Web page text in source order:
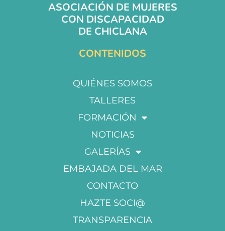
ASOCIACIÓN DE MUJERES
CON DISCAPACIDAD
DE CHICLANA
CONTENIDOS
QUIÉNES SOMOS
TALLERES
FORMACIÓN
NOTICIAS
GALERÍAS
EMBAJADA DEL MAR
CONTACTO
HAZTE SOCI@
TRANSPARENCIA